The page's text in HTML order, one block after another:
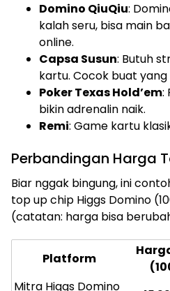
Domino QiuQiu:
kalah seru, bisa main
online.
Capsa Susun: Butuh
kartu. Cocok buat
Poker Texas Hold’em:
bikin adrenalin naik.
Remi: Game kartu
Perbandingan Harga
Biar nggak bingung, ini
top up chip Higgs Domino
(catatan: harga bisa
Platform
Mitra Higgs Domino